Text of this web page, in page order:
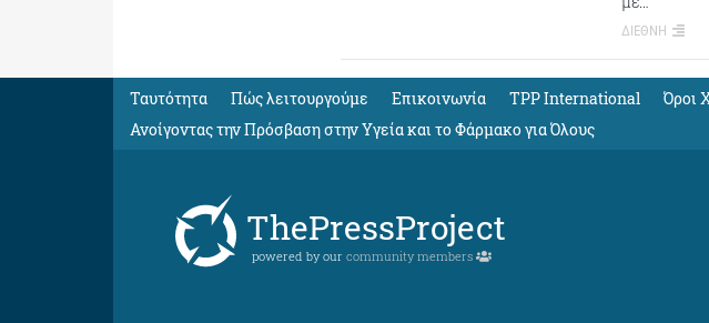
ΔΙΕΘΝΗ
Ταυτότητα Πώς λειτουργούμε Eπικοινωνία TPP International
Όροι
Ανοίγοντας την Πρόσβαση στην Υγεία και το Φάρμακο για Όλους
ThePressProject
powered by our community members